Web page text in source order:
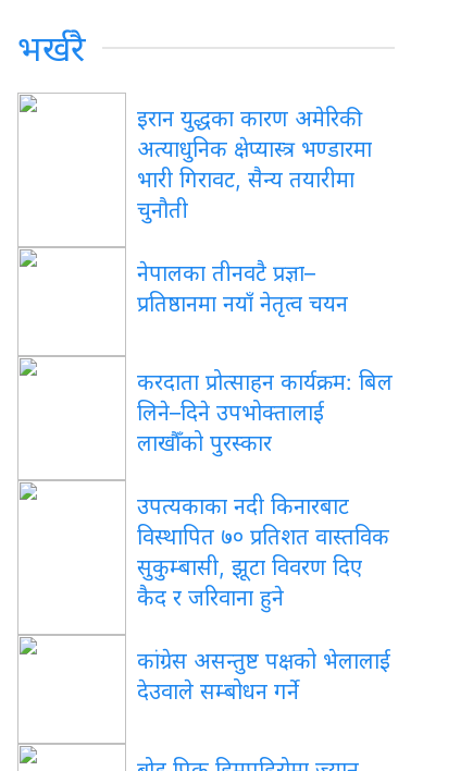
भर्खरै
इरान युद्धका कारण अमेरिकी
अत्याधुनिक क्षेप्यास्त्र भण्डारमा
भारी गिरावट, सैन्य तयारीमा
चुनौती
नेपालका तीनवटै प्रज्ञा–
प्रतिष्ठानमा नयाँ नेतृत्व चयन
करदाता प्रोत्साहन कार्यक्रम: बिल
लिने–दिने उपभोक्तालाई
लाखौँको पुरस्कार
उपत्यकाका नदी किनारबाट
विस्थापित ७० प्रतिशत वास्तविक
सुकुम्बासी, झूटा विवरण दिए
कैद र जरिवाना हुने
कांग्रेस असन्तुष्ट पक्षको भेलालाई
देउवाले सम्बोधन गर्ने